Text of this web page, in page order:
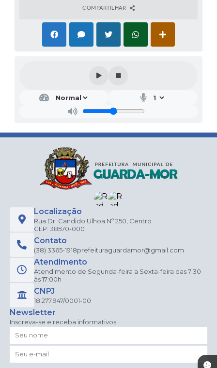
COMPARTILHAR
Localização
Rua Dr. Candido Ulhoa Nº 250, Centro
CEP: 38570-000
Contato
(38) 3365-1918prefeituraguardamor@gmail.com
Atendimento
Atendimento de Segunda-feira a Sexta-feira das 7:30
às 17:00h
CNPJ
18.277.947/0001-00
Newsletter
Inscreva-se e receba informativos